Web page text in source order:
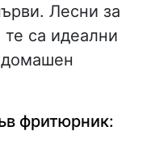
Лесни за
те са идеални
домашен
фритюрник: